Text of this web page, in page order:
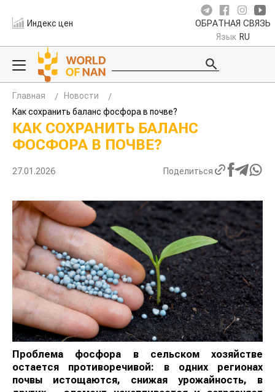
Индекс цен ОБРАТНАЯ СВЯЗЬ
Язык RU
Главная
Новости
Как сохранить баланс фосфора в почве?
КАК СОХРАНИТЬ БАЛАНС
ФОСФОРА В ПОЧВЕ?
27.01.2026 Поделиться
Проблема фосфора в сельском хозяйстве
остается противоречивой: в одних регионах
почвы истощаются, снижая урожайность, в